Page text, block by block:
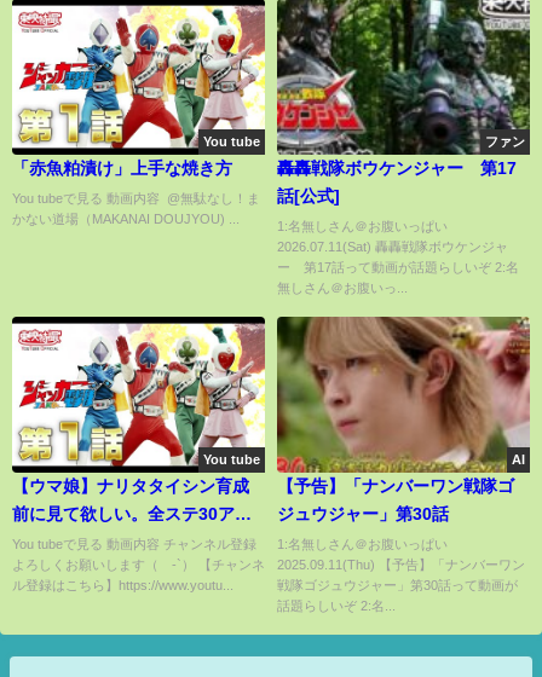
You tube
「赤魚粕漬け」上手な焼き方
You tubeで見る 動画内容 ​ @無駄なし！ま
かない道場（MAKANAI DOUJYOU) ​...
ファン
轟轟戦隊ボウケンジャー 第17
話[公式]
1:名無しさん＠お腹いっぱい
2026.07.11(Sat) 轟轟戦隊ボウケンジャ
ー 第17話って動画が話題らしいぞ 2:名
無しさん＠お腹いっ...
You tube
【ウマ娘】ナリタタイシン育成
前に見て欲しい。全ステ30アッ
プ（理想値）の神イベについて
解説
You tubeで見る 動画内容 チャンネル登録
よろしくお願いします（´-`） 【チャンネ
ル登録はこちら】https://www.youtu...
AI
【予告】「ナンバーワン戦隊ゴ
ジュウジャー」第30話
1:名無しさん＠お腹いっぱい
2025.09.11(Thu) 【予告】「ナンバーワン
戦隊ゴジュウジャー」第30話って動画が
話題らしいぞ 2:名...